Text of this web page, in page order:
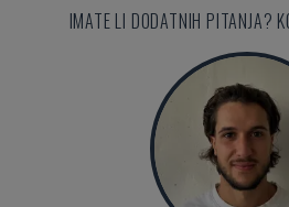
IMATE LI DODATNIH PITANJA?